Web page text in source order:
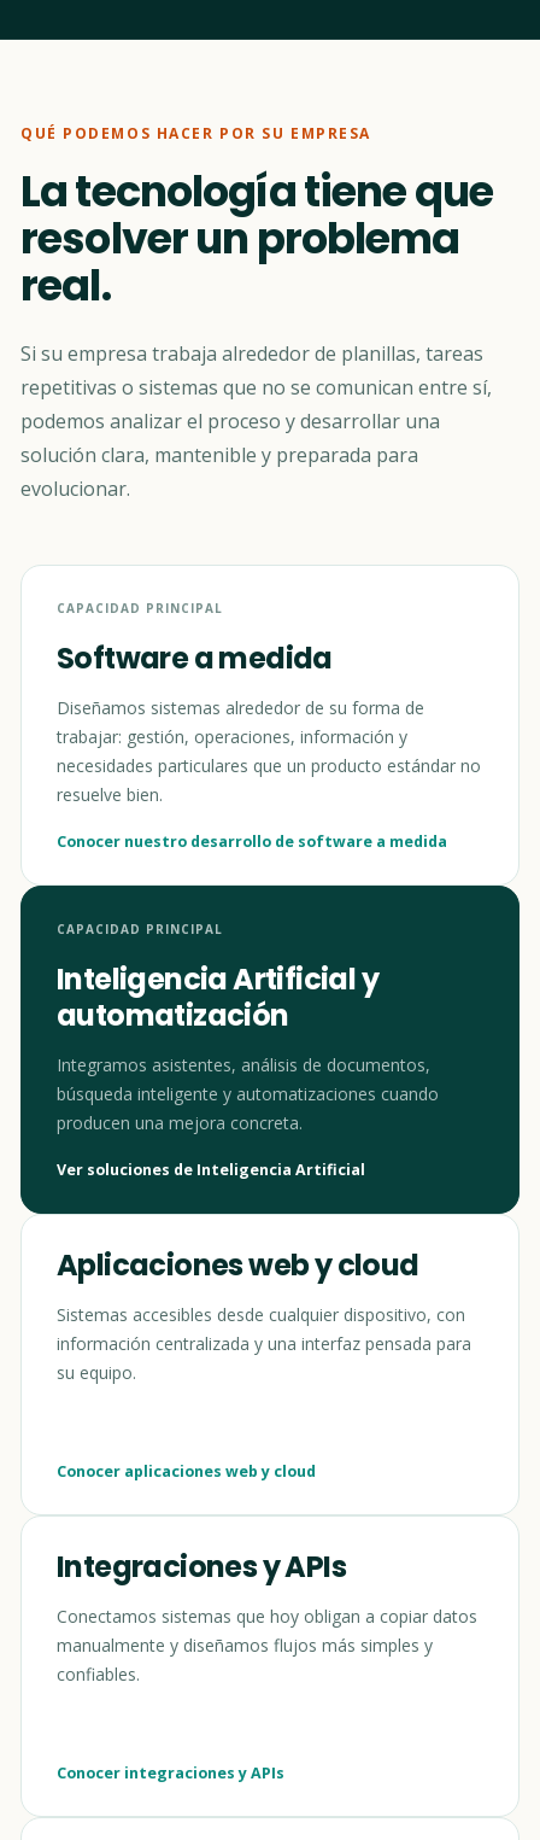
QUÉ PODEMOS HACER POR SU EMPRESA
La tecnología tiene que
resolver un problema
real.
Si su empresa trabaja alrededor de planillas, tareas
repetitivas o sistemas que no se comunican entre sí,
podemos analizar el proceso y desarrollar una
solución clara, mantenible y preparada para
evolucionar.
CAPACIDAD PRINCIPAL
Software a medida
Diseñamos sistemas alrededor de su forma de
trabajar: gestión, operaciones, información y
necesidades particulares que un producto estándar no
resuelve bien.
Conocer nuestro desarrollo de software a medida
CAPACIDAD PRINCIPAL
Inteligencia Artificial y
automatización
Integramos asistentes, análisis de documentos,
búsqueda inteligente y automatizaciones cuando
producen una mejora concreta.
Ver soluciones de Inteligencia Artificial
Aplicaciones web y cloud
Sistemas accesibles desde cualquier dispositivo, con
información centralizada y una interfaz pensada para
su equipo.
Conocer aplicaciones web y cloud
Integraciones y APIs
Conectamos sistemas que hoy obligan a copiar datos
manualmente y diseñamos flujos más simples y
confiables.
Conocer integraciones y APIs